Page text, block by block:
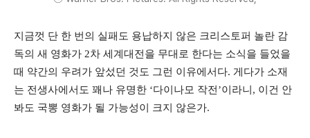
지금껏 단 한 번의 실패도 용납하지 않은 크리스토퍼 놀란 감
독의 새 영화가 2차 세계대전을 무대로 한다는 소식을 들었을
때 약간의 우려가 앞섰던 것도 그런 이유에서다. 게다가 소재
는 전생사에서도 꽤나 유명한 ‘다이나모 작전’이라니, 이건 안
봐도 국뽕 영화가 될 가능성이 크지 않은가.